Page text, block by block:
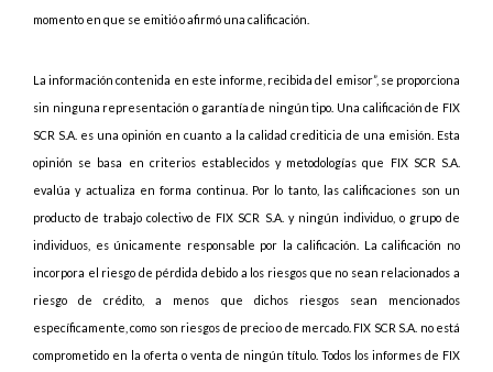
momento en que se emitió o afirmó una calificación.
La información contenida en este informe, recibida del emisor”, se proporciona
sin ninguna representación o garantía de ningún tipo. Una calificación de FIX
SCR S.A. es una opinión en cuanto a la calidad crediticia de una emisión. Esta
opinión se basa en criterios establecidos y metodologías que FIX SCR S.A.
evalúa y actualiza en forma continua. Por lo tanto, las calificaciones son un
producto de trabajo colectivo de FIX SCR S.A. y ningún individuo, o grupo de
individuos, es únicamente responsable por la calificación. La calificación no
incorpora el riesgo de pérdida debido a los riesgos que no sean relacionados a
riesgo de crédito, a menos que dichos riesgos sean mencionados
específicamente, como son riesgos de precio o de mercado. FIX SCR S.A. no está
comprometido en la oferta o venta de ningún título. Todos los informes de FIX